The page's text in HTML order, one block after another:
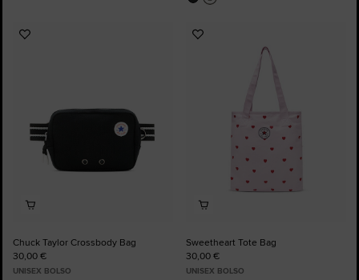
Añadir
Chuck Taylor Crossbody Bag
30,00 €
UNISEX BOLSO
Añadir
Sweetheart Tote Bag
30,00 €
UNISEX BOLSO